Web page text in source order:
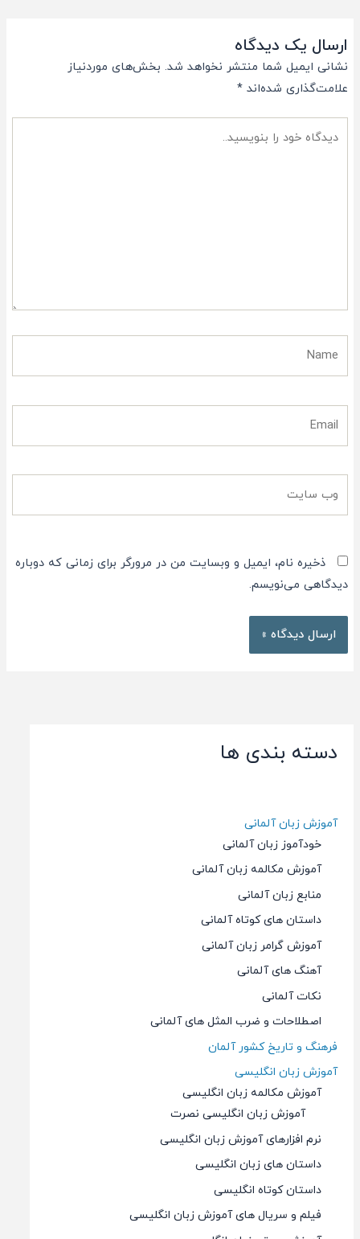
دسته بندی ها
آموزش زبان آلمانی
خودآموز زبان آلمانی
آموزش مکالمه زبان آلمانی
منابع زبان آلمانی
داستان های کوتاه آلمانی
آموزش گرامر زبان آلمانی
آهنگ های آلمانی
نکات آلمانی
اصطلاحات و ضرب المثل های آلمانی
فرهنگ و تاریخ کشور آلمان
آموزش زبان انگلیسی
آموزش مکالمه زبان انگلیسی
آموزش زبان انگلیسی نصرت
نرم افزارهای آموزش زبان انگلیسی
داستان های زبان انگلیسی
داستان کوتاه انگلیسی
فیلم و سریال های آموزش زبان انگلیسی
ارسال یک دیدگاه
نشانی ایمیل شما منتشر نخواهد شد. بخش‌های موردنیاز
علامت‌گذاری شده‌اند *
دیدگاه
ذخیره نام، ایمیل و وبسایت من در مرورگر برای زمانی که دوباره
دیدگاهی می‌نویسم.